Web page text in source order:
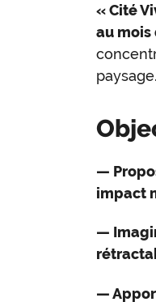
« Cité
au mois
paysage.
—
impact
—
—